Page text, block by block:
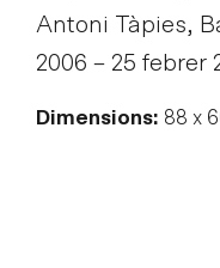
Antoni Tàpies,
2006 – 25 febrer
Dimensions: 88 x